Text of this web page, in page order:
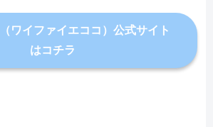
ワイファイエココ）公式サイト
はコチラ